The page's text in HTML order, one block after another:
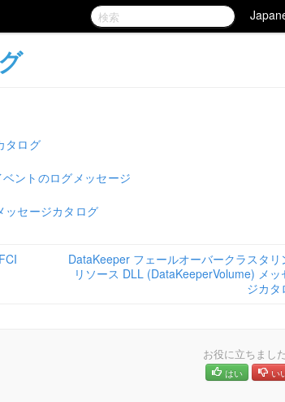
タログ
ントのログメッセージ
セージカタログ
DataKeeper フェールオーバークラスタリ
リソース DLL (DataKeeperVolume) メッ
ジカタ
お役に立ちまし
はい い